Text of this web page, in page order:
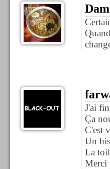
J'ai
Ça
C'est
Un
La
Merci